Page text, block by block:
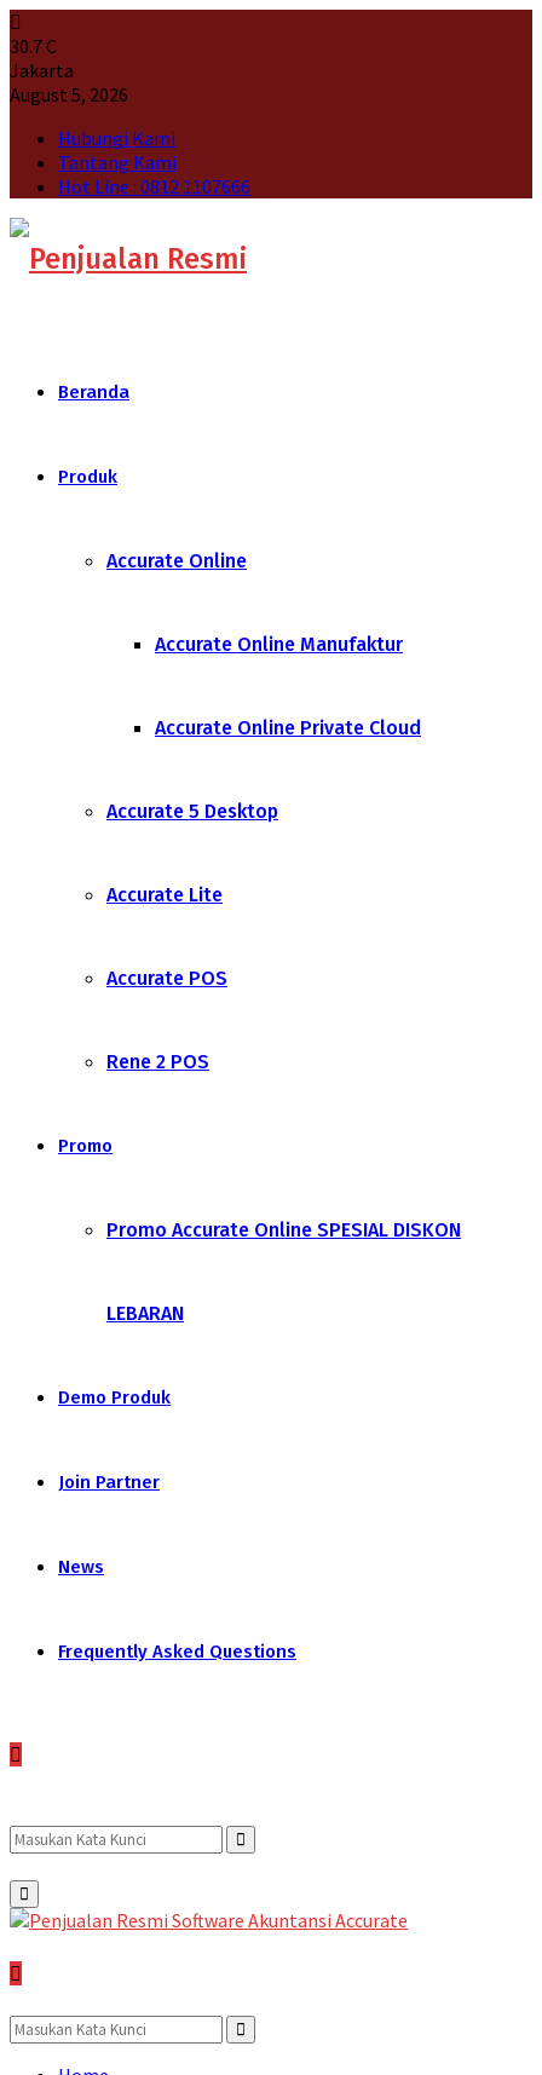
30.7C
Jakarta
August 5, 2026
Hubungi Kami
Tantang Kami
Hot Line : 0812 1107666
Beranda
Produk
Accurate Online
Accurate Online Manufaktur
Accurate Online Private Cloud
Accurate 5 Desktop
Accurate Lite
Accurate POS
Rene 2 POS
Promo
Promo Accurate Online SPESIAL DISKON
LEBARAN
Demo Produk
Join Partner
News
Frequently Asked Questions
Search
for:
Search
Primary
Menu
Search
for:
Search